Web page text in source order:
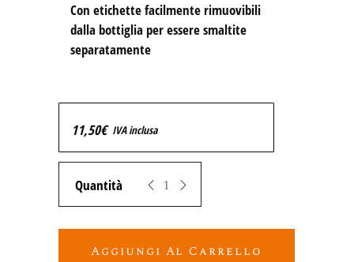
Con etichette facilmente rimuovibili
dalla bottiglia per essere smaltite
separatamente
11,50€IVA inclusa
Zeropuro STILLAE Pecorino Spumante
Aggiungi Al Carrello